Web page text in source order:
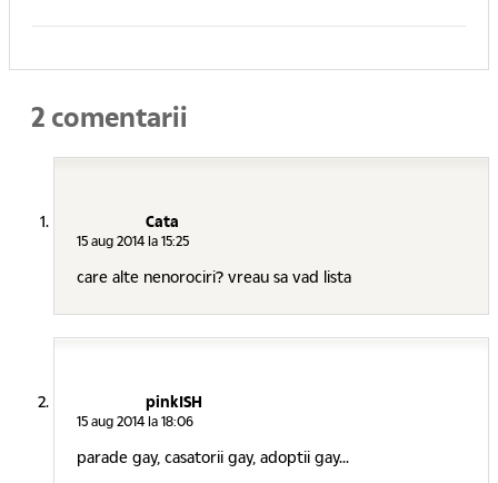
2 comentarii
Cata
15 aug 2014 la 15:25
care alte nenorociri? vreau sa vad lista
pinkISH
15 aug 2014 la 18:06
parade gay, casatorii gay, adoptii gay...